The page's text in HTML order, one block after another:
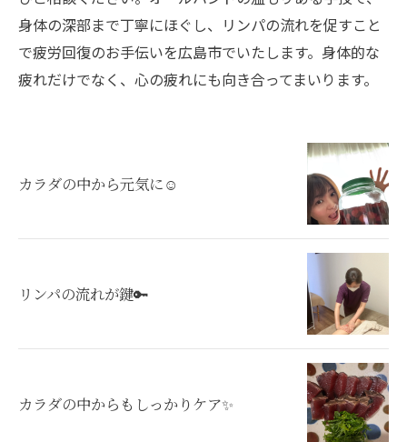
身体の深部まで丁寧にほぐし、リンパの流れを促すこと
で疲労回復のお手伝いを広島市でいたします。身体的な
疲れだけでなく、心の疲れにも向き合ってまいります。
カラダの中から元気に☺️
リンパの流れが鍵🔑
カラダの中からもしっかりケア✨